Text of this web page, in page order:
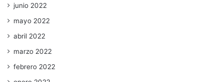
junio 2022
mayo 2022
abril 2022
marzo 2022
febrero 2022